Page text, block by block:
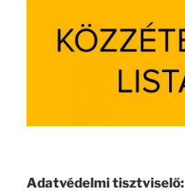
Adatvédelmi tisztviselő: